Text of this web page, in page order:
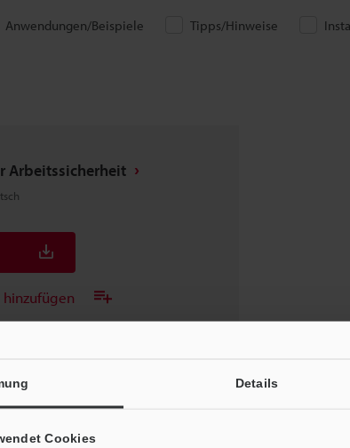
Details
Cookies
Anwendungen/Beispiele Tipps/Hinweise
Arbeitssicherheit